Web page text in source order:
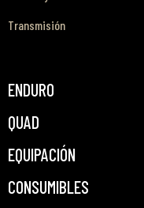
Transmisión
ENDURO
QUAD
EQUIPACIÓN
CONSUMIBLES